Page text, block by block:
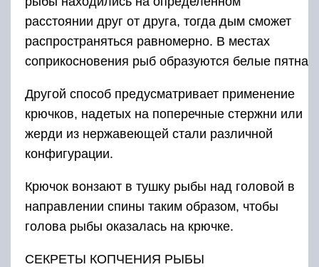
расстоянии друг от друга, тогда дым сможет
распространяться равномерно. В местах
соприкосновения рыб образуются белые пятна
Другой способ предусматривает применение
крючков, надетых на поперечные стержни или
жерди из нержавеющей стали различной
конфигурации.
Крючок вонзают в тушку рыбы над головой в
направлении спины таким образом, чтобы
голова рыбы оказалась на крючке.
СЕКРЕТЫ КОПЧЕНИЯ РЫБЫ